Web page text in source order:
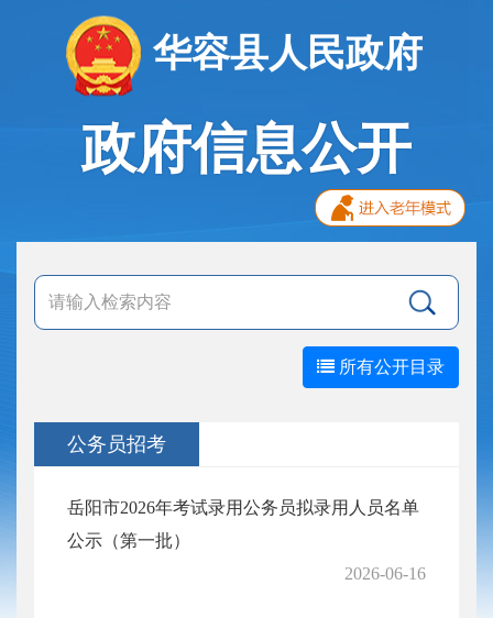
华容县人民政府
政府信息公开
所有公开目录
公务员招考
岳阳市2026年考试录用公务员拟录用人员名单
公示（第一批）
2026-06-16